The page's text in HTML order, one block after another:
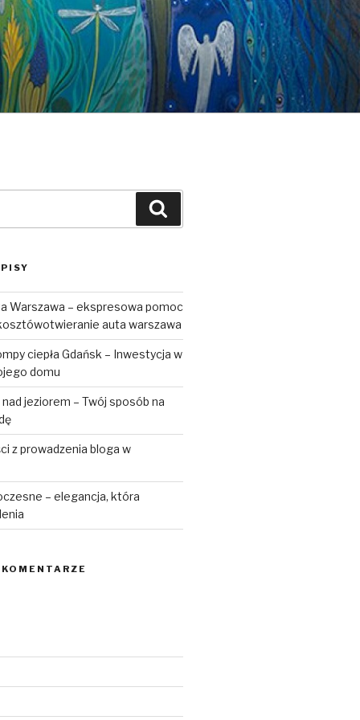
Warszawa – ekspresowa pomoc
auta warszawa
ciepła Gdańsk – Inwestycja w
domu
jeziorem – Twój sposób na
z prowadzenia bloga w
– elegancja, która